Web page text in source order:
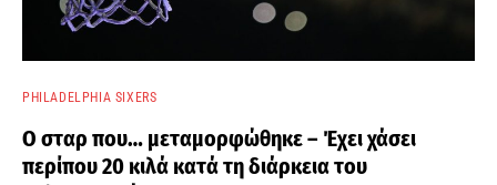
PHILADELPHIA SIXERS
Ο σταρ που… μεταμορφώθηκε – Έχει χάσει
περίπου 20 κιλά κατά τη διάρκεια του